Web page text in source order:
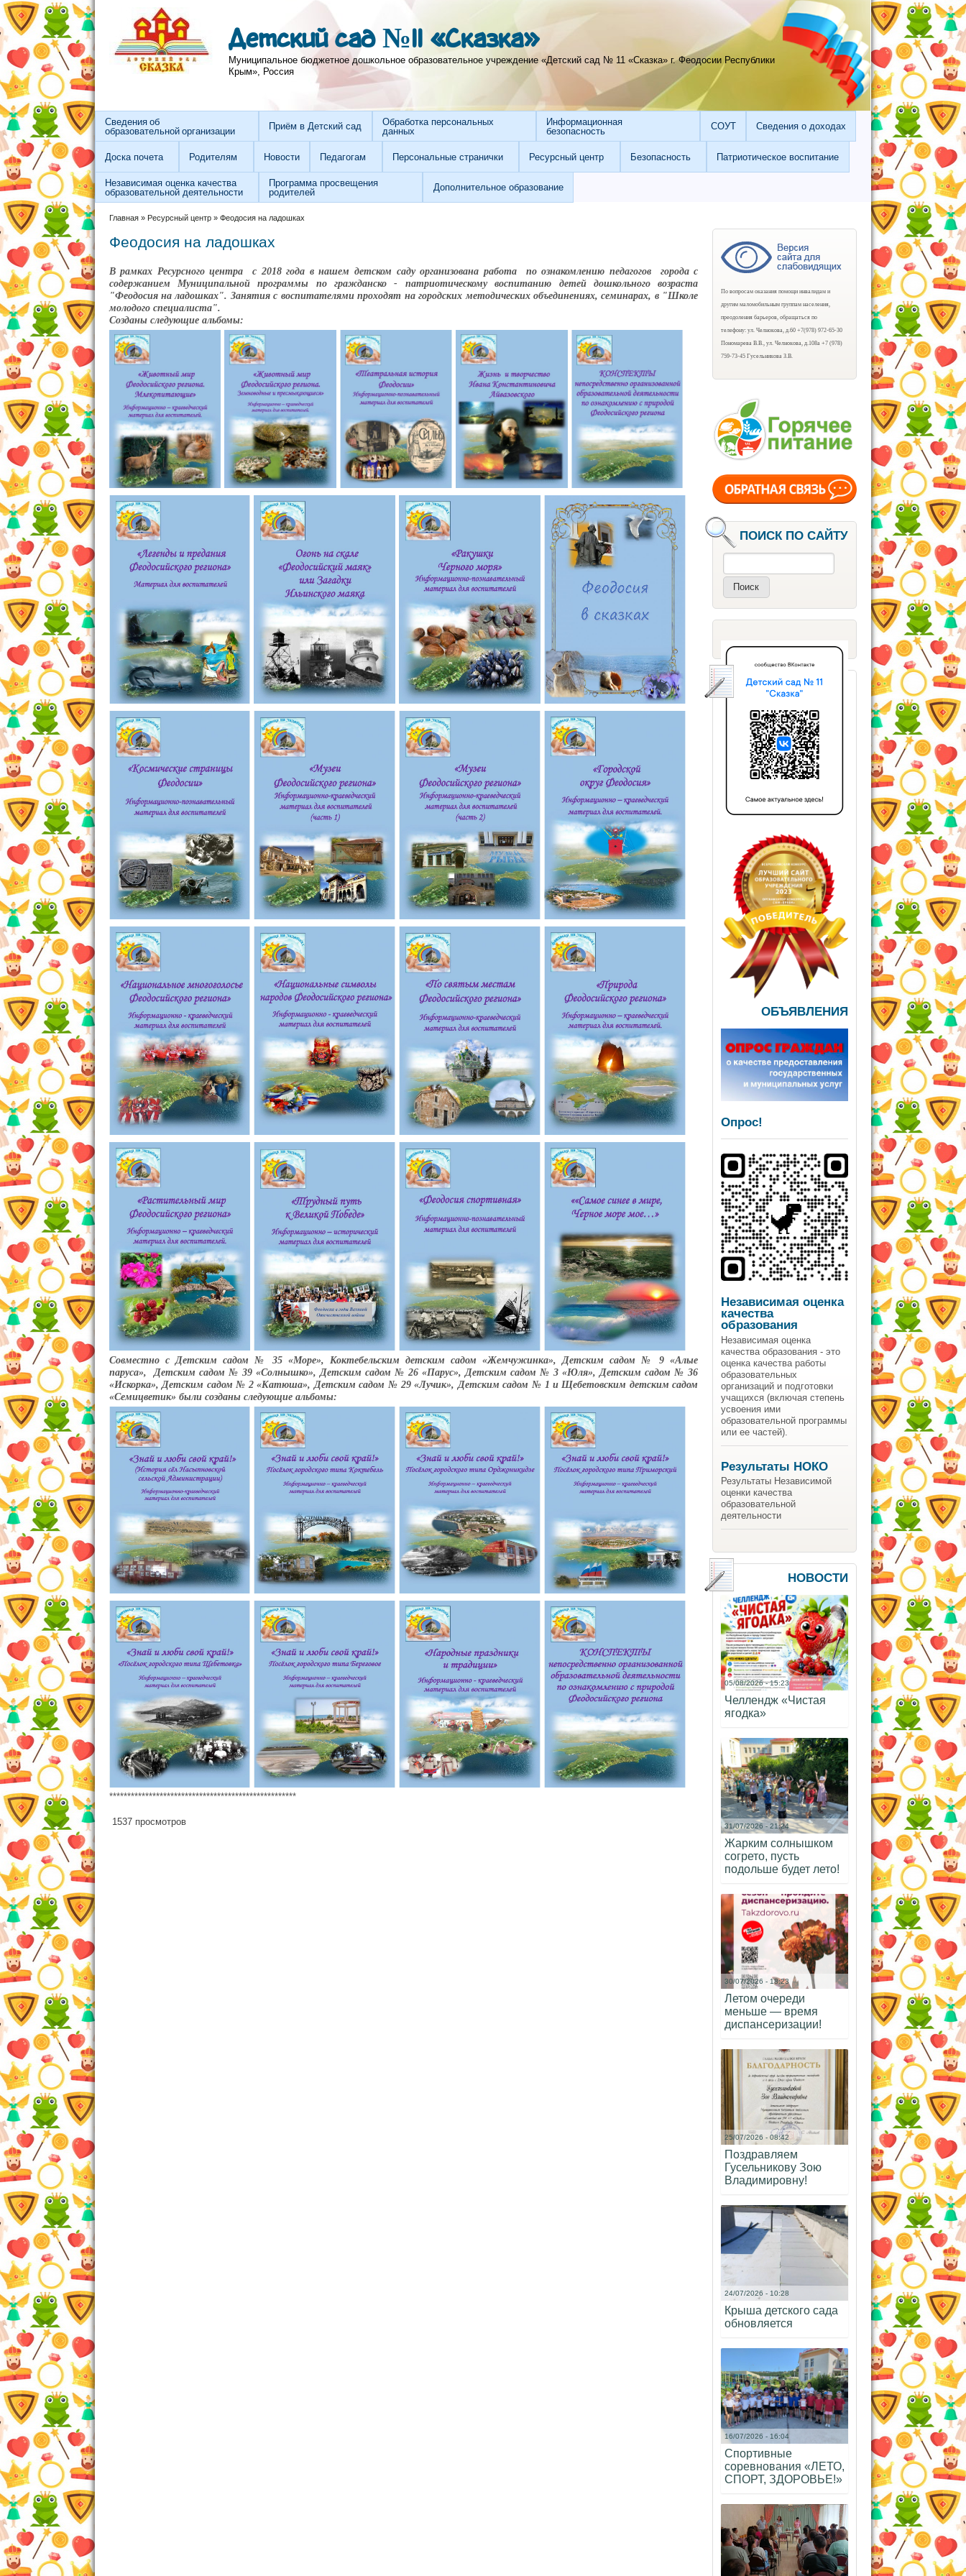
Перейти к основному содержанию
Skip to search
Детский сад №11 «Сказка»
Муниципальное бюджетное дошкольное образовательное учреждение «Детский сад № 11 «Сказка» г. Феодосии Республики
Крым», Россия
Сведения об
образовательной организации
Приём в Детский сад
Обработка персональных
данных
Информационная
безопасность
СОУТ Сведения о доходах
Доска почета Родителям Новости Педагогам Персональные странички Ресурсный центр Безопасность Патриотическое воспитание
Независимая оценка качества
образовательной деятельности
Программа просвещения
родителей
Дополнительное образование
Вы здесь
Главная» Ресурсный центр» Феодосия на ладошках
Феодосия на ладошках
В рамках Ресурсного центра с 2018 года в нашем детском саду организована работа по ознакомлению педагогов города с
содержанием Муниципальной программы по гражданско - патриотическому воспитанию детей дошкольного возраста
"Феодосия на ладошках". Занятия с воспитателями проходят на городских методических объединениях, семинарах, в "Школе
молодого специалиста".
Созданы следующие альбомы:
Совместно с Детским садом № 35 «Море», Коктебельским детским садом «Жемчужинка», Детским садом № 9 «Алые
паруса»,
Детским садом № 39 «Солнышко», Детским садом № 26 «Парус», Детским садом № 3 «Юля», Детским садом № 36
«Искорка», Детским садом № 2 «Катюша», Детским садом № 29 «Лучик», Детским садом № 1 и Щебетовским детским садом
«Семицветик» были созданы следующие альбомы:
****************************************************
1537 просмотров
По вопросам оказания помощи инвалидам и
другим маломобильным группам населения,
преодоления барьеров, обращаться по
телефону: ул. Челнокова, д.60 +7(978) 972-65-30
Пономарева В.В., ул. Челнокова, д.108а +7 (978)
759-73-45 Гусельникова З.В.
ПОИСК ПО САЙТУ
ОБЪЯВЛЕНИЯ
Опрос!
Независимая оценка
качества
образования
Независимая оценка
качества образования - это
оценка качества работы
образовательных
организаций и подготовки
учащихся (включая степень
усвоения ими
образовательной программы
или ее частей).
Результаты НОКО
Результаты Независимой
оценки качества
образовательной
деятельности
НОВОСТИ
05/08/2026 - 15:23
Челлендж «Чистая
ягодка»
31/07/2026 - 21:24
Жарким солнышком
согрето, пусть
подольше будет лето!
30/07/2026 - 18:23
Летом очереди
меньше — время
диспансеризации!
25/07/2026 - 08:42
Поздравляем
Гусельникову Зою
Владимировну!
24/07/2026 - 10:28
Крыша детского сада
обновляется
16/07/2026 - 16:04
Спортивные
соревнования «ЛЕТО,
СПОРТ, ЗДОРОВЬЕ!»